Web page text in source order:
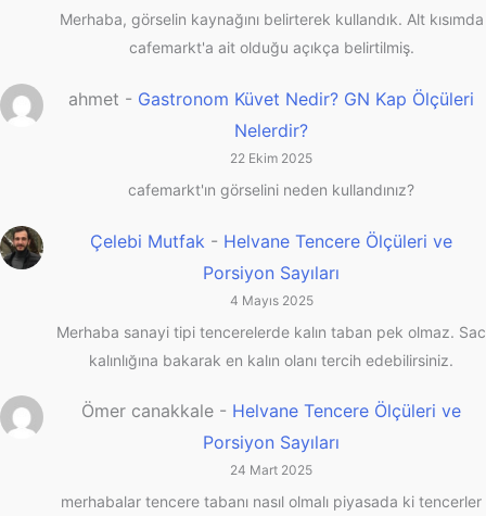
Merhaba, görselin kaynağını belirterek kullandık. Alt kısımda
cafemarkt'a ait olduğu açıkça belirtilmiş.
ahmet - Gastronom Küvet Nedir? GN Kap Ölçüleri
Nelerdir?
22 Ekim 2025
cafemarkt'ın görselini neden kullandınız?
Çelebi Mutfak - Helvane Tencere Ölçüleri ve
Porsiyon Sayıları
4 Mayıs 2025
Merhaba sanayi tipi tencerelerde kalın taban pek olmaz. Sac
kalınlığına bakarak en kalın olanı tercih edebilirsiniz.
Ömer canakkale - Helvane Tencere Ölçüleri ve
Porsiyon Sayıları
24 Mart 2025
merhabalar tencere tabanı nasıl olmalı piyasada ki tencerler